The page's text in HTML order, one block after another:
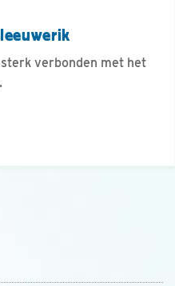
verbonden met het